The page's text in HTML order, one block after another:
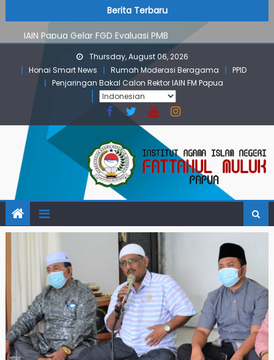
to
content
Berita Terbaru
IAIN Papua Gelar FGD Evaluasi PMB
KKN IAIN Papua: Kelompok Skow Sae Kolaborasi dengan
KKN UGM dan Uncen
Para Mahasiswa PGMI IAIN Papua Tembus Jurnal
Terindeks Google Scholar
Pembekalan KKN: Bangun Komunikasi Aktif dengan
Masyarakat
PMB Jalur Mandiri: Peserta Ujian Dari Lanny Jaya Hingga
Maluku
Thursday, August 06, 2026
Honai Smart News
Rumah Moderasi Beragama
PPID
Penjaringan Bakal Calon Rektor IAIN FM Papua